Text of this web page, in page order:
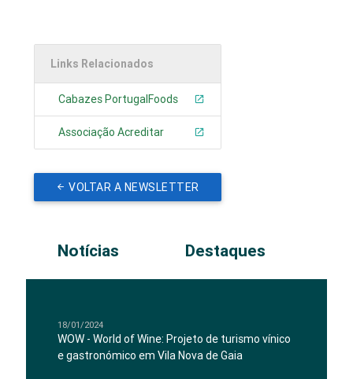
Links Relacionados
Cabazes PortugalFoods
Associação Acreditar
VOLTAR A NEWSLETTER
Notícias Destaques
18/01/2024
WOW - World of Wine: Projeto de turismo vínico
e gastronómico em Vila Nova de Gaia